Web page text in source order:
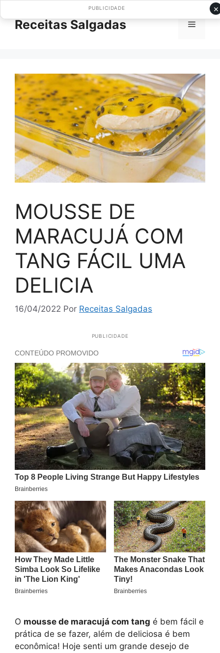
paraReceitas Salgadas Menu
MOUSSE DE
MARACUJÁ COM
TANG FÁCIL UMA
DELICIA
16/04/2022 Por Receitas Salgadas
PUBLICIDADE
O mousse de maracujá com tang é bem fácil e
prática de se fazer, além de deliciosa é bem
econômica! Hoje senti um grande desejo de
×
PUBLICIDADE